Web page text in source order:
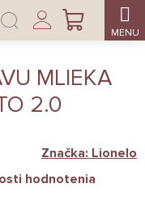
NÁKUPNÝ
Prihlásenie
MLIEKA
2.0
hodnotenia
Značka: Lionelo